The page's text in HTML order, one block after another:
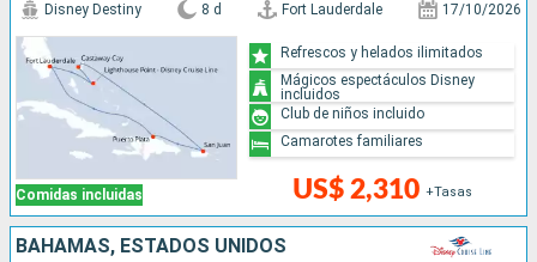
Comidas incluidas
Disney Destiny 8 d Fort Lauderdale 17/10/2026
US$ 2,310 +Tasas
Refrescos y helados ilimitados
Mágicos espectáculos Disney
incluidos
Club de niños incluido
Camarotes familiares
BAHAMAS, ESTADOS UNIDOS